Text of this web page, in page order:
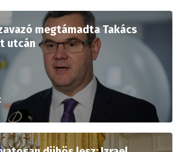
megtámadta Takács
utcán